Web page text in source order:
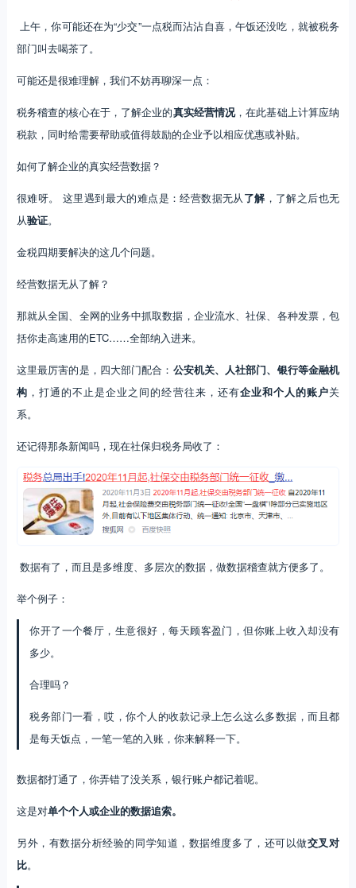
上午，你可能还在为“少交”一点税而沾沾自喜，午饭还没吃，就被税务
部门叫去喝茶了。
可能还是很难理解，我们不妨再聊深一点：
税务稽查的核心在于，了解企业的真实经营情况，在此基础上计算应纳
税款，同时给需要帮助或值得鼓励的企业予以相应优惠或补贴。
如何了解企业的真实经营数据？
很难呀。 这里遇到最大的难点是：经营数据无从了解，了解之后也无
从验证。
金税四期要解决的这几个问题。
经营数据无从了解？
那就从全国、全网的业务中抓取数据，企业流水、社保、各种发票，包
括你走高速用的ETC……全部纳入进来。
这里最厉害的是，四大部门配合： 公安机关、人社部门、银行等金融机
构 ，打通的不止是企业之间的经营往来，还有企业和个人的账户关
系。
还记得那条新闻吗，现在社保归税务局收了：
数据有了，而且是多维度、多层次的数据，做数据稽查就方便多了。
举个例子：
你开了一个餐厅，生意很好，每天顾客盈门，但你账上收入却没有
多少。
合理吗？
税务部门一看，哎，你个人的收款记录上怎么这么多数据，而且都
是每天饭点，一笔一笔的入账，你来解释一下。
数据都打通了，你弄错了没关系，银行账户都记着呢。
这是对单个个人或企业的数据追索。
另外，有数据分析经验的同学知道，数据维度多了，还可以做交叉对
比。